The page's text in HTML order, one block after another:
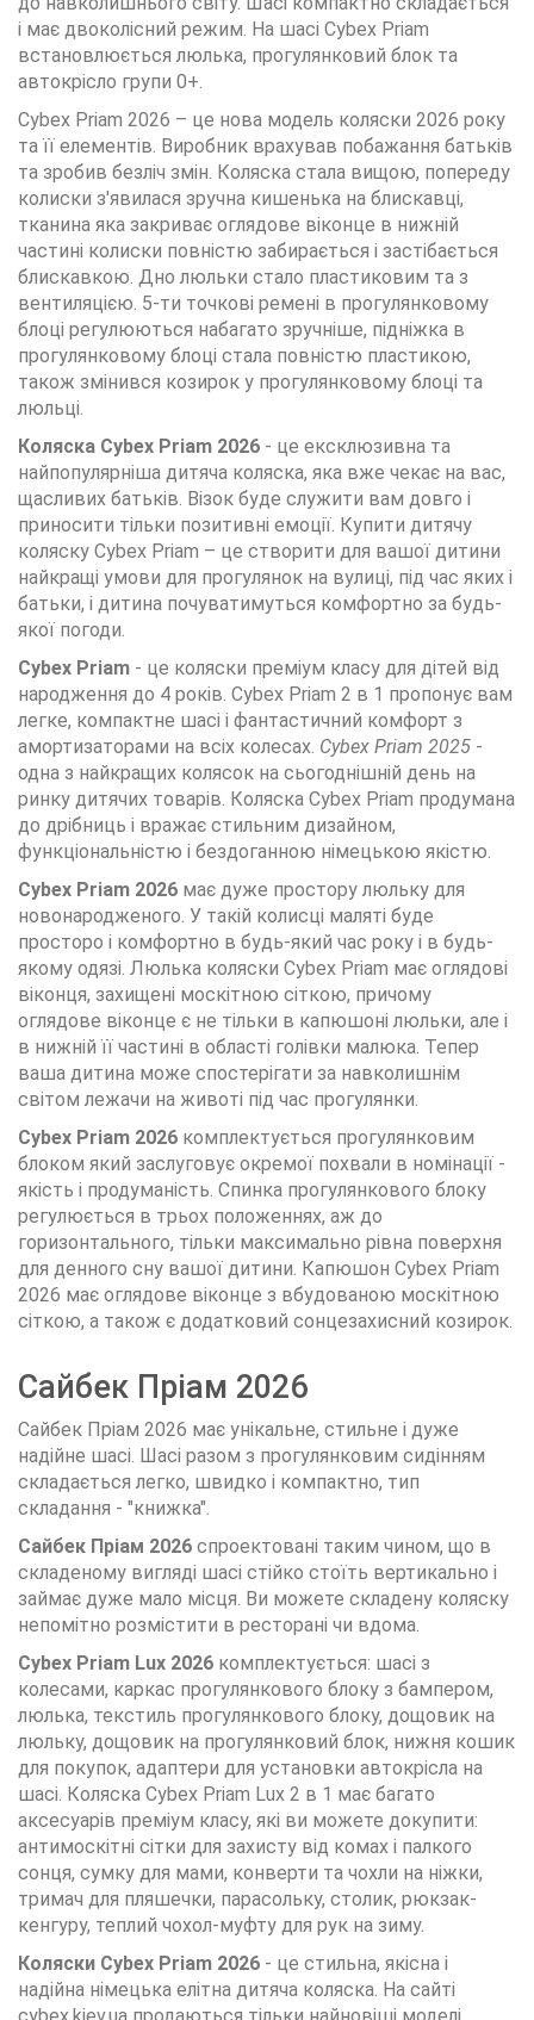
і має двоколісний режим. На шасі Cybex Priam
встановлюється люлька, прогулянковий блок та
автокрісло групи 0+.
Cybex Priam 2026 – це нова модель коляски 2026 року
та її елементів. Виробник врахував побажання батьків
та зробив безліч змін. Коляска стала вищою, попереду
колиски з'явилася зручна кишенька на блискавці,
тканина яка закриває оглядове віконце в нижній
частині колиски повністю забирається і застібається
блискавкою. Дно люльки стало пластиковим та з
вентиляцією. 5-ти точкові ремені в прогулянковому
блоці регулюються набагато зручніше, підніжка в
прогулянковому блоці стала повністю пластикою,
також змінився козирок у прогулянковому блоці та
люльці.
Коляска Cybex Priam 2026 - це ексклюзивна та
найпопулярніша дитяча коляска, яка вже чекає на вас,
щасливих батьків. Візок буде служити вам довго і
приносити тільки позитивні емоції. Купити дитячу
коляску Cybex Priam – це створити для вашої дитини
найкращі умови для прогулянок на вулиці, під час яких і
батьки, і дитина почуватимуться комфортно за будь-
якої погоди.
Cybex Priam - це коляски преміум класу для дітей від
народження до 4 років. Cybex Priam 2 в 1 пропонує вам
легке, компактне шасі і фантастичний комфорт з
амортизаторами на всіх колесах. Cybex Priam 2025 -
одна з найкращих колясок на сьогоднішній день на
ринку дитячих товарів. Коляска Cybex Priam продумана
до дрібниць і вражає стильним дизайном,
функціональністю і бездоганною німецькою якістю.
Cybex Priam 2026 має дуже простору люльку для
новонародженого. У такій колисці маляті буде
просторо і комфортно в будь-який час року і в будь-
якому одязі. Люлька коляски Cybex Priam має оглядові
віконця, захищені москітною сіткою, причому
оглядове віконце є не тільки в капюшоні люльки, але і
в нижній її частині в області голівки малюка. Тепер
ваша дитина може спостерігати за навколишнім
світом лежачи на животі під час прогулянки.
Cybex Priam 2026 комплектується прогулянковим
блоком який заслуговує окремої похвали в номінації -
якість і продуманість. Спинка прогулянкового блоку
регулюється в трьох положеннях, аж до
горизонтального, тільки максимально рівна поверхня
для денного сну вашої дитини. Капюшон Cybex Priam
2026 має оглядове віконце з вбудованою москітною
сіткою, а також є додатковий сонцезахисний козирок.
Сайбек Пріам 2026
Сайбек Пріам 2026 має унікальне, стильне і дуже
надійне шасі. Шасі разом з прогулянковим сидінням
складається легко, швидко і компактно, тип
складання - "книжка".
Сайбек Пріам 2026 спроектовані таким чином, що в
складеному вигляді шасі стійко стоїть вертикально і
займає дуже мало місця. Ви можете складену коляску
непомітно розмістити в ресторані чи вдома.
Cybex Priam Lux 2026 комплектується: шасі з
колесами, каркас прогулянкового блоку з бампером,
люлька, текстиль прогулянкового блоку, дощовик на
люльку, дощовик на прогулянковий блок, нижня кошик
для покупок, адаптери для установки автокрісла на
шасі. Коляска Cybex Priam Lux 2 в 1 має багато
аксесуарів преміум класу, які ви можете докупити:
антимоскітні сітки для захисту від комах і палкого
сонця, сумку для мами, конверти та чохли на ніжки,
тримач для пляшечки, парасольку, столик, рюкзак-
кенгуру, теплий чохол-муфту для рук на зиму.
Коляски Cybex Priam 2026 - це стильна, якісна і
надійна німецька елітна дитяча коляска. На сайті